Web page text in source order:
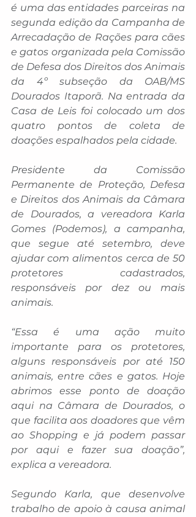
é uma das entidades parceiras na
segunda edição da Campanha de
Arrecadação de Rações para cães
e gatos organizada pela Comissão
de Defesa dos Direitos dos Animais
da 4º subseção da OAB/MS
Dourados Itaporã. Na entrada da
Casa de Leis foi colocado um dos
quatro pontos de coleta de
doações espalhados pela cidade.
Presidente da Comissão
Permanente de Proteção, Defesa
e Direitos dos Animais da Câmara
de Dourados, a vereadora Karla
Gomes (Podemos), a campanha,
que segue até setembro, deve
ajudar com alimentos cerca de 50
protetores cadastrados,
responsáveis por dez ou mais
animais.
“Essa é uma ação muito
importante para os protetores,
alguns responsáveis por até 150
animais, entre cães e gatos. Hoje
abrimos esse ponto de doação
aqui na Câmara de Dourados, o
que facilita aos doadores que vêm
ao Shopping e já podem passar
por aqui e fazer sua doação”,
explica a vereadora.
Segundo Karla, que desenvolve
trabalho de apoio à causa animal